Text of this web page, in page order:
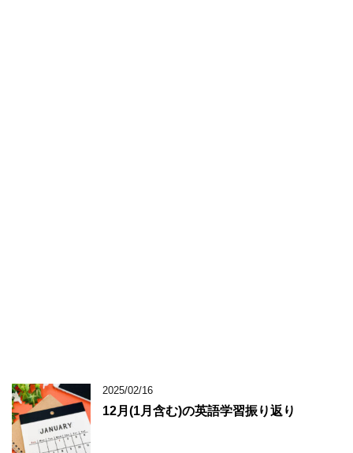
2025/02/16
12月(1月含む)の英語学習振り返り